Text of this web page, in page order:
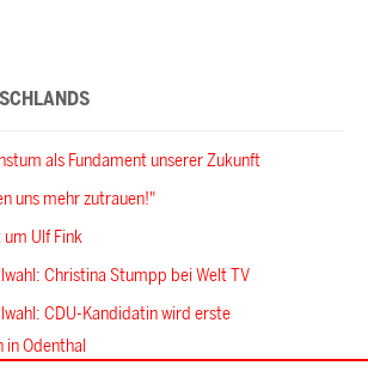
als Fundament unserer Zukunft
uns mehr zutrauen!"
Ulf Fink
Christina Stumpp bei Welt TV
CDU-Kandidatin wird erste
Odenthal